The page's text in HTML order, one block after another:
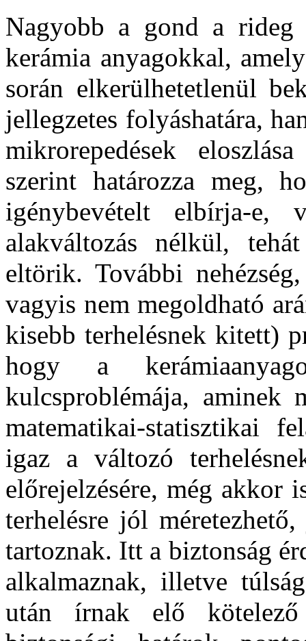
Nagyobb a gond a rideg
kerámia anyagokkal,
során elkerülhetetlenül
jellegzetes folyáshatára,
mikrorepedések
szerint határozza meg,
igénybevételt elbírja-e,
alakváltozás nélkül,
eltörik. További
vagyis nem megoldható
kisebb terhelésnek kitett)
hogy a
kulcsproblémája, aminek
matematikai-statisztikai
igaz a változó
előrejelzésére, még akkor
terhelésre jól
tartoznak. Itt a biztonság
alkalmaznak, illetve
után írnak elő